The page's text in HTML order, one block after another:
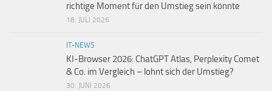
richtige Moment für den Umstieg sein könnte
18. JULI 2026
IT-NEWS
KI-Browser 2026: ChatGPT Atlas, Perplexity Comet
& Co. im Vergleich – lohnt sich der Umstieg?
30. JUNI 2026